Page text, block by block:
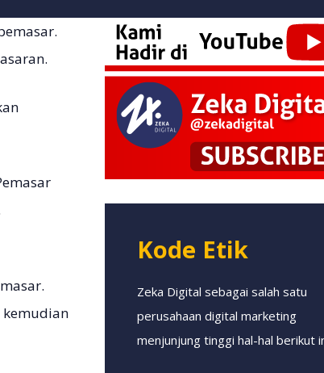
kemudian
Kode Etik
Zeka Digital sebagai salah satu
perusahaan digital marketing
menjunjung tinggi hal-hal berikut